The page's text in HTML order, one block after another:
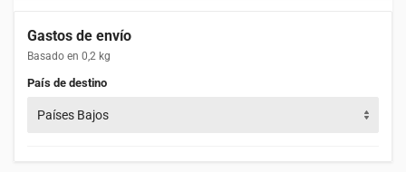
Gastos de envío
Basado en 0,2 kg
País de destino
Países Bajos